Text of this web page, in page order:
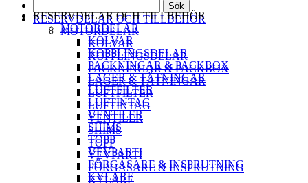
Sök
RESERVDELAR OCH TILLBEHÖR
MOTORDELAR
KOLVAR
KOPPLINGSDELAR
PACKNINGAR & PACKBOX
LAGER & TÄTNINGAR
LUFTFILTER
LUFTINTAG
VENTILER
SHIMS
TOPP
VEVPARTI
FÖRGASARE & INSPRUTNING
KYLARE
RESERVDELAR OCH TILLBEHÖR
MOTORDELAR
KOLVAR
KOPPLINGSDELAR
PACKNINGAR & PACKBOX
LAGER & TÄTNINGAR
LUFTFILTER
LUFTINTAG
VENTILER
SHIMS
TOPP
VEVPARTI
FÖRGASARE & INSPRUTNING
KYLARE